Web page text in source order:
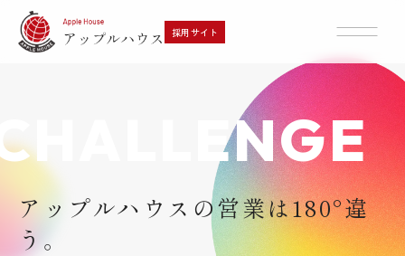
採用サイト
営業スタイルとインセンティブ
アップルハウスの営業は180°違
う。